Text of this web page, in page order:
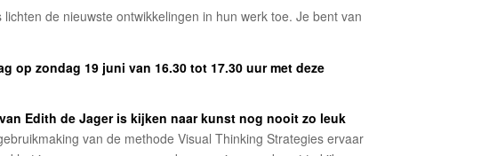
lichten de nieuwste ontwikkelingen in hun werk toe. Je bent van
op zondag 19 juni van 16.30 tot 17.30 uur met deze
Edith de Jager is kijken naar kunstnog nooit zo leuk
van de methode Visual Thinking Strategies ervaar